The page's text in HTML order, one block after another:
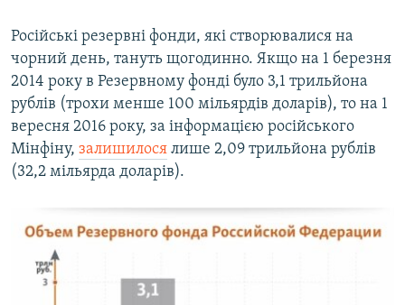
Російські резервні фонди, які створювалися на
чорний день, тануть щогодинно. Якщо на 1 березня
2014 року в Резервному фонді було 3,1 трильйона
рублів (трохи менше 100 мільярдів доларів), то на 1
вересня 2016 року, за інформацією російського
Мінфіну, залишилося лише 2,09 трильйона рублів
(32,2 мільярда доларів).